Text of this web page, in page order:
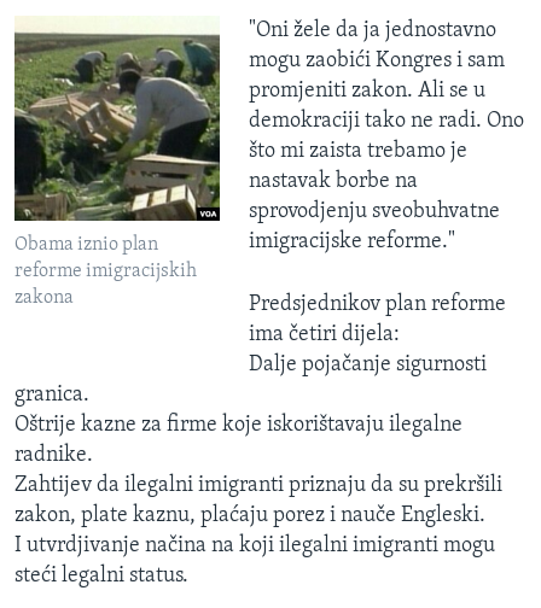
Obama iznio plan
reforme imigracijskih
zakona
"Oni žele da ja jednostavno
mogu zaobići Kongres i sam
promjeniti zakon. Ali se u
demokraciji tako ne radi. Ono
što mi zaista trebamo je
nastavak borbe na
sprovodjenju sveobuhvatne
imigracijske reforme."
Predsjednikov plan reforme
ima četiri dijela:
Dalje pojačanje sigurnosti
granica.
Oštrije kazne za firme koje iskorištavaju ilegalne
radnike.
Zahtijev da ilegalni imigranti priznaju da su prekršili
zakon, plate kaznu, plaćaju porez i nauče Engleski.
I utvrdjivanje načina na koji ilegalni imigranti mogu
steći legalni status.